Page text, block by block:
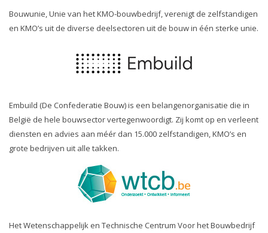
Bouwunie, Unie van het KMO-bouwbedrijf, verenigt de zelfstandigen
en KMO’s uit de diverse deelsectoren uit de bouw in één sterke unie.
Embuild (De Confederatie Bouw) is een belangenorganisatie die in
België de hele bouwsector vertegenwoordigt. Zij komt op en verleent
diensten en advies aan méér dan 15.000 zelfstandigen, KMO’s en
grote bedrijven uit alle takken.
Het Wetenschappelijk en Technische Centrum Voor het Bouwbedrijf